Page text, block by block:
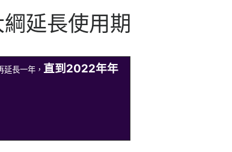
延長使用期
延長一年， 直到2022年年